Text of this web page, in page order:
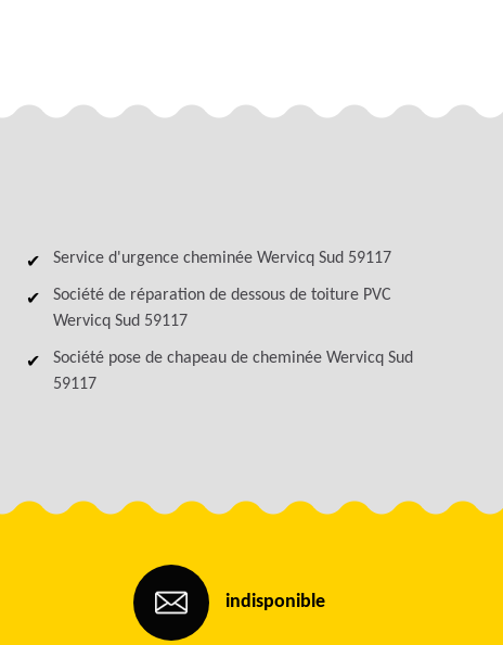
Service d'urgence cheminée Wervicq Sud 59117
Société de réparation de dessous de toiture PVC
Wervicq Sud 59117
Société pose de chapeau de cheminée Wervicq Sud
59117
indisponible